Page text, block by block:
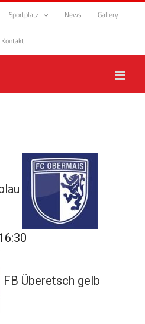
Sportplatz News Gallery
Kontakt
FB Überetsch gelb